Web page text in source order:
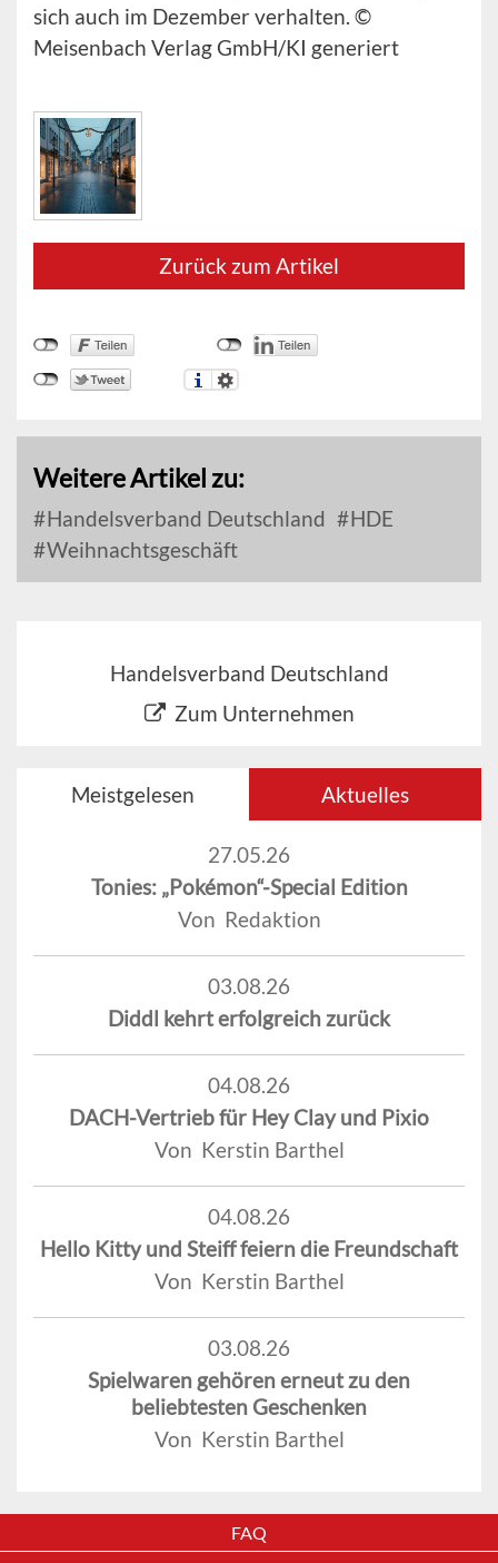
sich auch im Dezember verhalten. ©
Meisenbach Verlag GmbH/KI generiert
Zurück zum Artikel
Weitere Artikel zu:
Handelsverband Deutschland
HDE
Weihnachtsgeschäft
Handelsverband Deutschland
Zum Unternehmen
Meistgelesen Aktuelles
27.05.26
Tonies: „Pokémon“-Special Edition
Von Redaktion
03.08.26
Diddl kehrt erfolgreich zurück
04.08.26
DACH-Vertrieb für Hey Clay und Pixio
Von Kerstin Barthel
04.08.26
Hello Kitty und Steiff feiern die Freundschaft
Von Kerstin Barthel
03.08.26
Spielwaren gehören erneut zu den
beliebtesten Geschenken
Von Kerstin Barthel
FAQ